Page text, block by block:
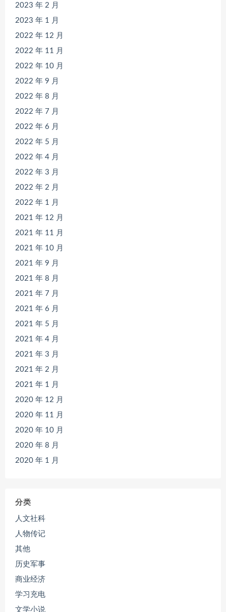
2023 年 2 月
2023 年 1 月
2022 年 12 月
2022 年 11 月
2022 年 10 月
2022 年 9 月
2022 年 8 月
2022 年 7 月
2022 年 6 月
2022 年 5 月
2022 年 4 月
2022 年 3 月
2022 年 2 月
2022 年 1 月
2021 年 12 月
2021 年 11 月
2021 年 10 月
2021 年 9 月
2021 年 8 月
2021 年 7 月
2021 年 6 月
2021 年 5 月
2021 年 4 月
2021 年 3 月
2021 年 2 月
2021 年 1 月
2020 年 12 月
2020 年 11 月
2020 年 10 月
2020 年 8 月
2020 年 1 月
分类
人文社科
人物传记
其他
历史军事
商业经济
学习充电
文学小说